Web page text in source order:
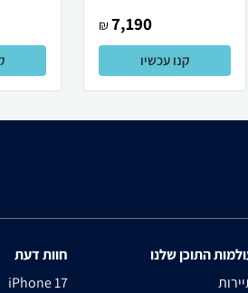
7,190
₪
קנו עכשיו
התוכן שלנו
חוות דעת
iPhone 17